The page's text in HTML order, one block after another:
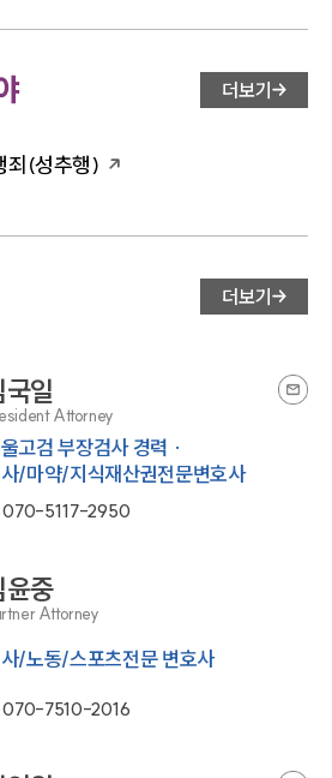
더보기
죄(성추행)
더보기
일
Attorney
고검 부장검사 경력 ·
/마약/지식재산권전문변호사
070-5117-2950
윤중
Attorney
/노동/스포츠전문 변호사
070-7510-2016